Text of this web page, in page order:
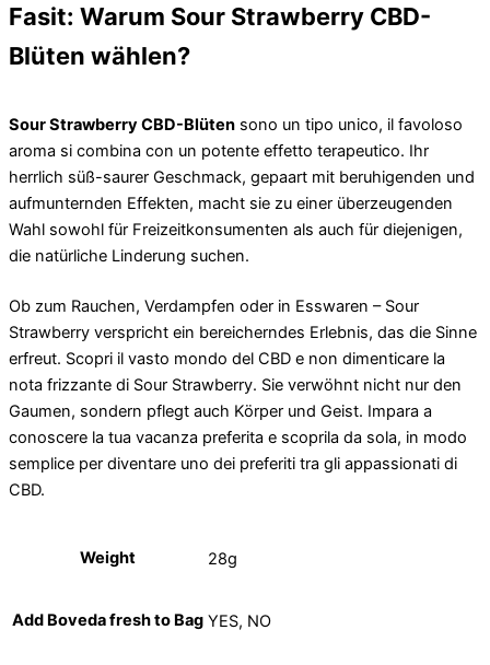
Fasit: Warum Sour Strawberry CBD-
Blüten wählen?
Sour Strawberry CBD-Blüten sono un tipo unico, il favoloso
aroma si combina con un potente effetto terapeutico. Ihr
herrlich süß-saurer Geschmack, gepaart mit beruhigenden und
aufmunternden Effekten, macht sie zu einer überzeugenden
Wahl sowohl für Freizeitkonsumenten als auch für diejenigen,
die natürliche Linderung suchen.
Ob zum Rauchen, Verdampfen oder in Esswaren – Sour
Strawberry verspricht ein bereicherndes Erlebnis, das die Sinne
erfreut. Scopri il vasto mondo del CBD e non dimenticare la
nota frizzante di Sour Strawberry. Sie verwöhnt nicht nur den
Gaumen, sondern pflegt auch Körper und Geist. Impara a
conoscere la tua vacanza preferita e scoprila da sola, in modo
semplice per diventare uno dei preferiti tra gli appassionati di
CBD.
Weight 28g
Add Boveda fresh to Bag YES, NO